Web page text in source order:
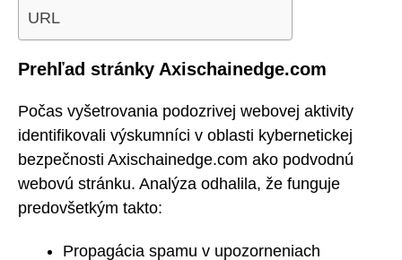
URL
Prehľad stránky Axischainedge.com
Počas vyšetrovania podozrivej webovej aktivity
identifikovali výskumníci v oblasti kybernetickej
bezpečnosti Axischainedge.com ako podvodnú
webovú stránku. Analýza odhalila, že funguje
predovšetkým takto:
Propagácia spamu v upozorneniach